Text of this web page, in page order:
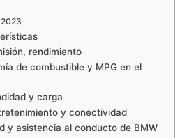
rendimiento
de combustible y MPG en el
y carga
y conectividad
y asistencia al conducto de BMW